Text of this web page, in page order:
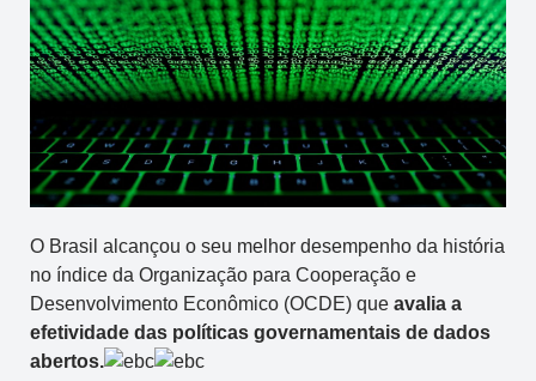
O Brasil alcançou o seu melhor desempenho da história
no índice da Organização para Cooperação e
Desenvolvimento Econômico (OCDE) que avalia a
efetividade das políticas governamentais de dados
abertos.